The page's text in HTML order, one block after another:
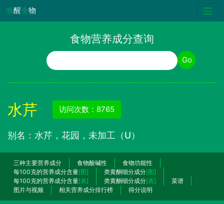
唤醒食物
食物营养成分查询
食物名称 Go
水芹 访问次数：8765
别名：水芹，花园，未加工（U）
三种主要营养成分 食物酸碱性
食物功能性
每100克的营养成分含量[图] 类黄酮细分成分[图]
每100克的营养成分含量[表] 类黄酮细分成分[表]
菜谱
图片与视频
相关营养成分排行榜 得分说明